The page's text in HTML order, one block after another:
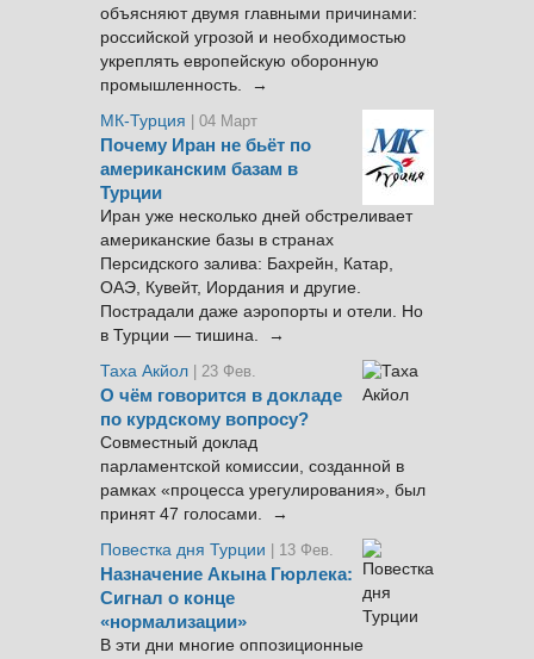
объясняют двумя главными причинами:
российской угрозой и необходимостью
укреплять европейскую оборонную
промышленность. →
МК-Турция
| 04 Март
Почему Иран не бьёт по
американским базам в
Турции
Иран уже несколько дней обстреливает
американские базы в странах
Персидского залива: Бахрейн, Катар,
ОАЭ, Кувейт, Иордания и другие.
Пострадали даже аэропорты и отели. Но
в Турции — тишина. →
Таха Акйол | 23 Фев.
О чём говорится в докладе
по курдскому вопросу?
Совместный доклад
парламентской комиссии, созданной в
рамках «процесса урегулирования», был
принят 47 голосами. →
Повестка дня Турции
| 13 Фев.
Назначение Акына Гюрлека:
Сигнал о конце
«нормализации»
В эти дни многие оппозиционные